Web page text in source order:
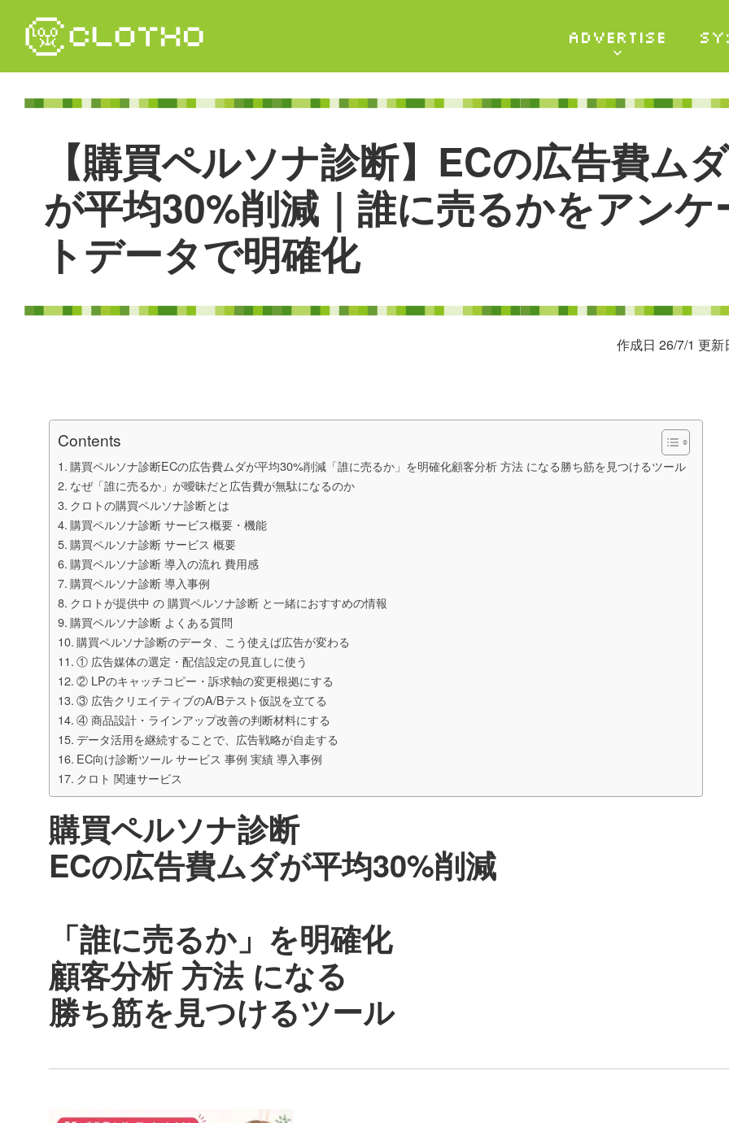
ADVERTISE
【購買ペルソナ診断】 ECの広告費ムダ
が平均30%削減 ｜ 誰に売るかをアンケ
トデータで明確化
作成日 26/7/1 更新
Contents
購買ペルソナ診断ECの広告費ムダが平均30%削減「誰に売るか」を明確化顧客分析 方法 になる勝ち筋を見つけるツール
なぜ「誰に売るか」が曖昧だと広告費が無駄になるのか
クロトの購買ペルソナ診断とは
購買ペルソナ診断 サービス概要・機能
購買ペルソナ診断 サービス 概要
購買ペルソナ診断 導入の流れ 費用感
購買ペルソナ診断 導入事例
クロトが提供中 の 購買ペルソナ診断 と一緒におすすめの情報
購買ペルソナ診断 よくある質問
購買ペルソナ診断のデータ、こう使えば広告が変わる
① 広告媒体の選定・配信設定の見直しに使う
② LPのキャッチコピー・訴求軸の変更根拠にする
③ 広告クリエイティブのA/Bテスト仮説を立てる
④ 商品設計・ラインアップ改善の判断材料にする
データ活用を継続することで、広告戦略が自走する
EC向け診断ツール サービス 事例 実績 導入事例
クロト 関連サービス
購買ペルソナ診断
ECの広告費ムダが平均30%削減
「誰に売るか」を明確化
顧客分析 方法 になる
勝ち筋を見つけるツール